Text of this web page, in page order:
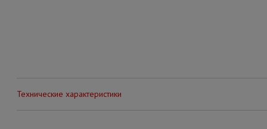
Технические характеристики